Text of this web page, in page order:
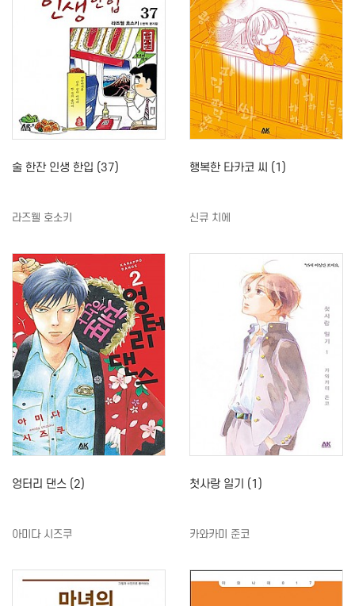
술 한잔 인생 한입 (37)
라즈웰 호소키
행복한 타카코 씨 (1)
신큐 치에
엉터리 댄스 (2)
아미다 시즈쿠
첫사랑 일기 (1)
카와카미 준코